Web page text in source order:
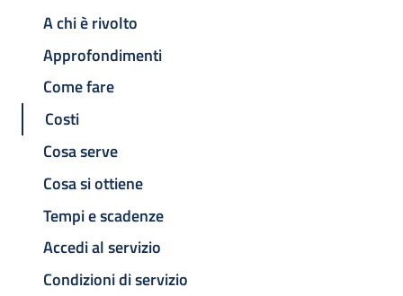
A chi è rivolto
Approfondimenti
Come fare
Costi
Cosa serve
Cosa si ottiene
Tempi e scadenze
Accedi al servizio
Condizioni di servizio